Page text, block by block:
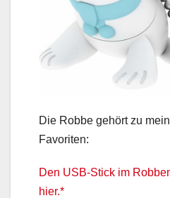
Die Robbe gehört zu
Favoriten:
Den USB-Stick im
hier.*